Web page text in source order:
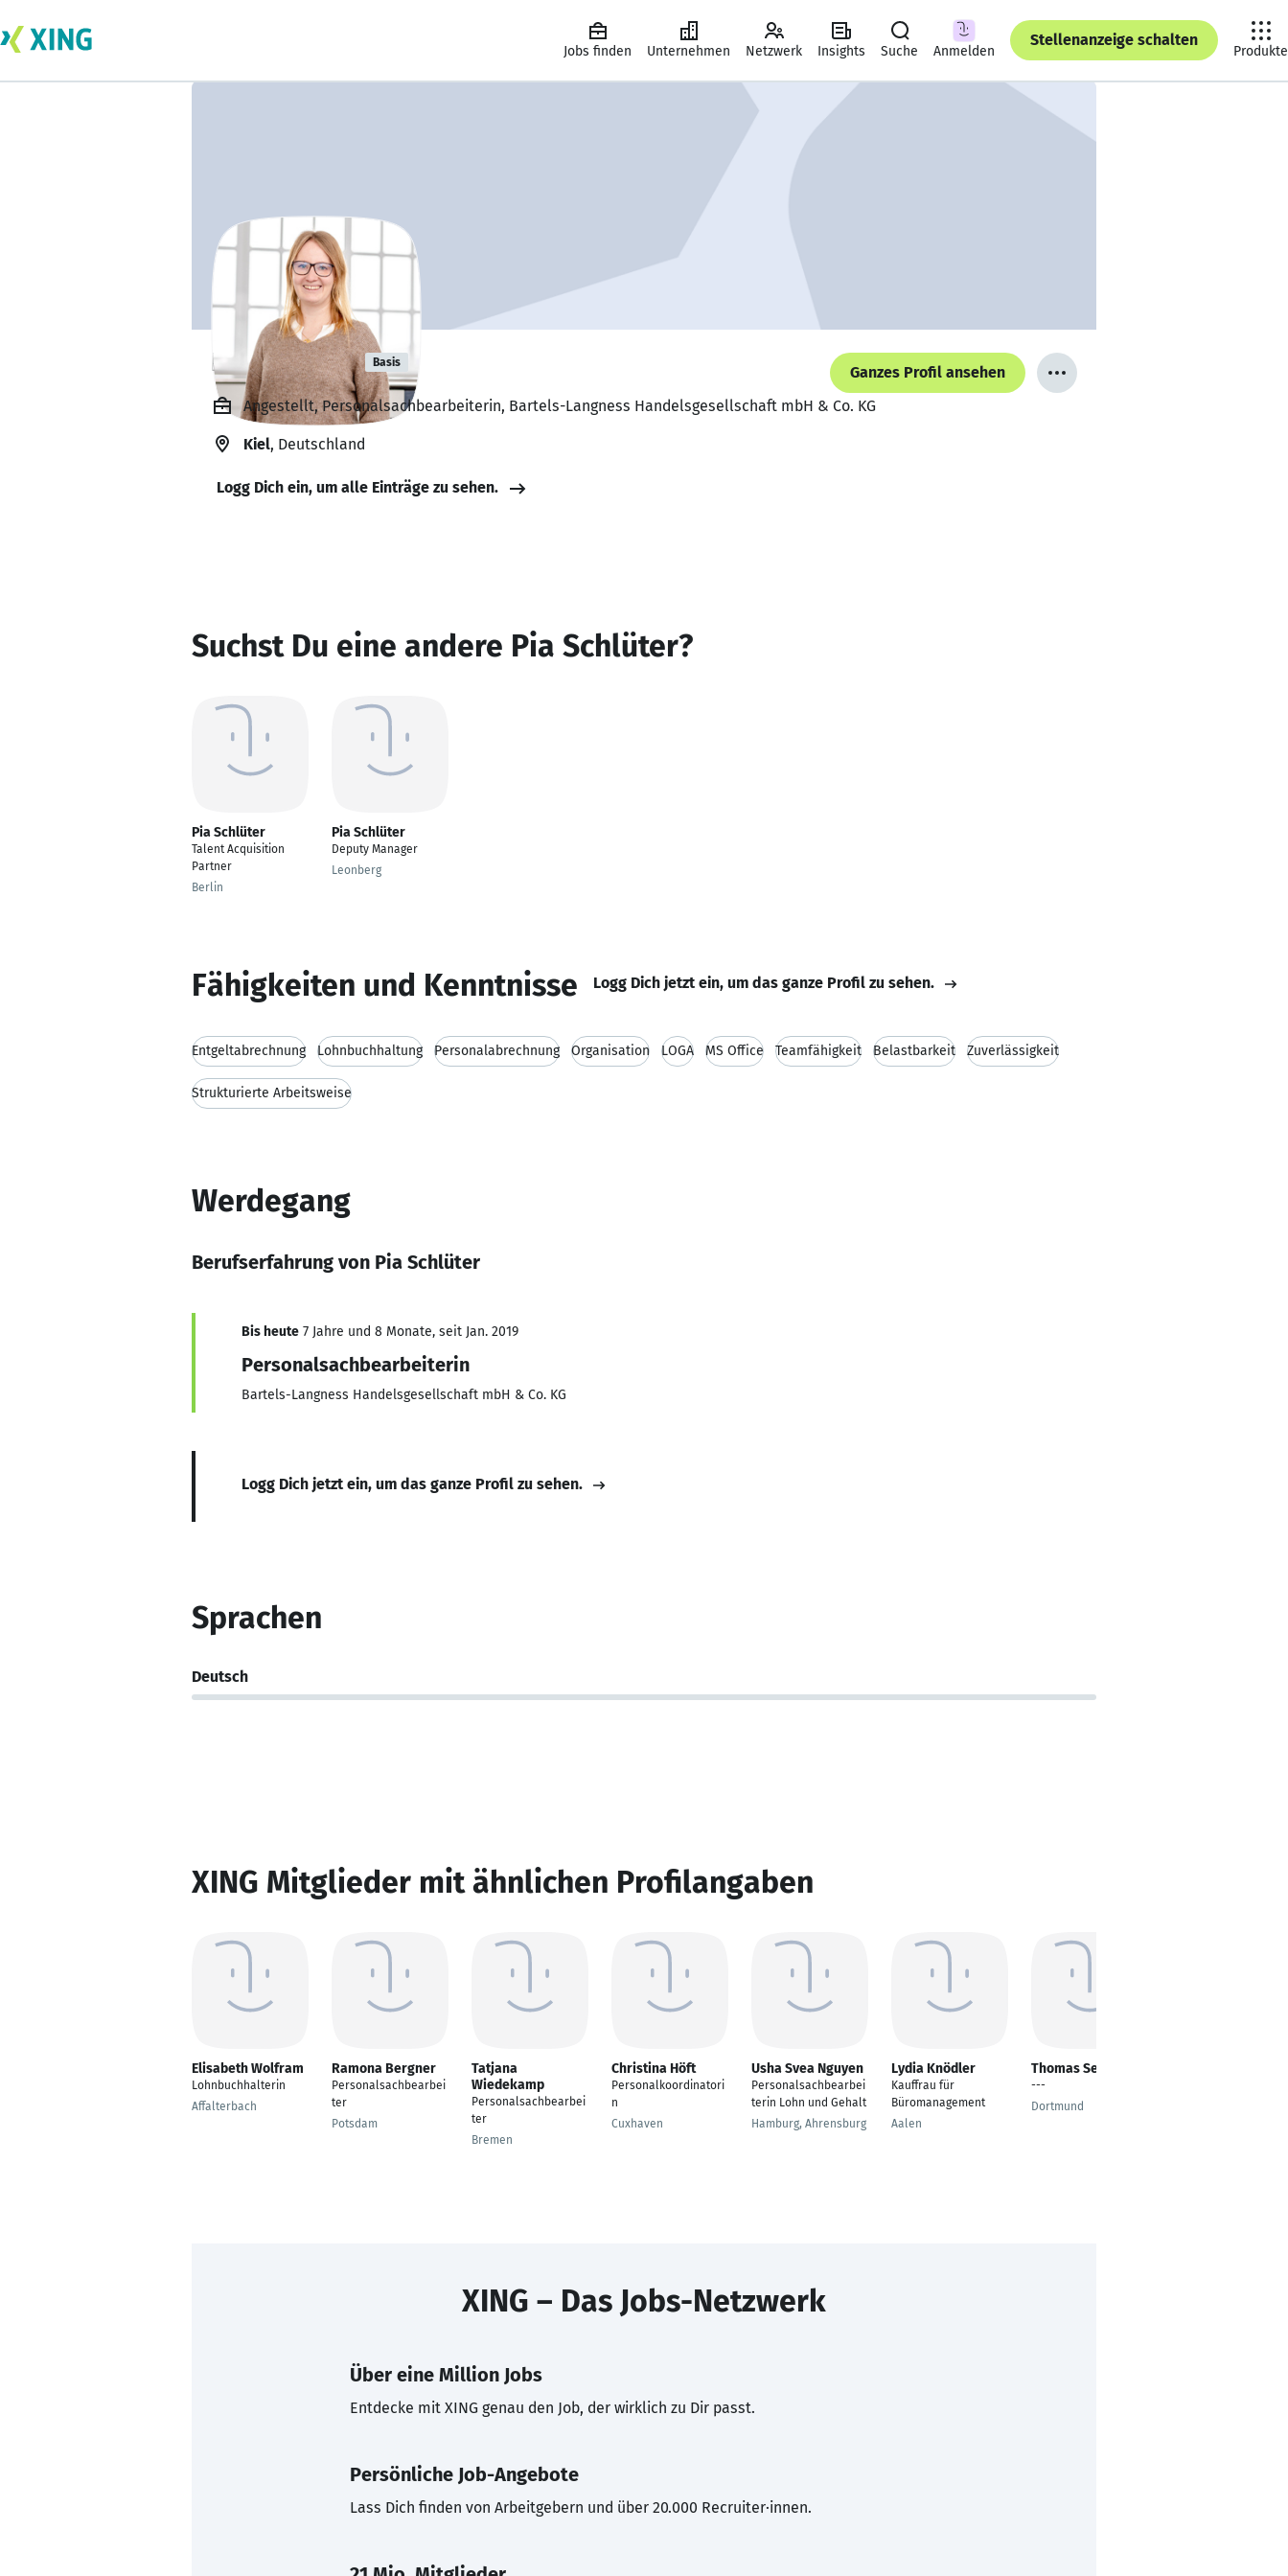
Jobs finden Unternehmen Netzwerk Insights Suche Anmelden
Stellenanzeige schalten
Produkte
Pia Schlüter Basis
Ganzes Profil ansehen
Angestellt, Personalsachbearbeiterin, Bartels-Langness Handelsgesellschaft mbH & Co. KG
Kiel, Deutschland
Logg Dich ein, um alle Einträge zu sehen.
Suchst Du eine andere Pia Schlüter?
Pia Schlüter
Talent Acquisition
Partner
Berlin
Pia Schlüter
Deputy Manager
Leonberg
Fähigkeiten und Kenntnisse Logg Dich jetzt ein, um das ganze Profil zu sehen.
Entgeltabrechnung Lohnbuchhaltung Personalabrechnung Organisation LOGA MS Office Teamfähigkeit Belastbarkeit Zuverlässigkeit
Strukturierte Arbeitsweise
Werdegang
Berufserfahrung von Pia Schlüter
Bis heute 7 Jahre und 8 Monate, seit Jan. 2019
Personalsachbearbeiterin
Bartels-Langness Handelsgesellschaft mbH & Co. KG
Logg Dich jetzt ein, um das ganze Profil zu sehen.
Sprachen
Deutsch
XING Mitglieder mit ähnlichen Profilangaben
Elisabeth Wolfram
Lohnbuchhalterin
Affalterbach
Ramona Bergner
Personalsachbearbei
ter
Potsdam
Tatjana
Wiedekamp
Personalsachbearbei
ter
Bremen
Christina Höft
Personalkoordinatori
n
Cuxhaven
Usha Svea Nguyen
Personalsachbearbei
terin Lohn und Gehalt
Hamburg, Ahrensburg
Lydia Knödler
Kauffrau für
Büromanagement
Aalen
Thomas Seidel
---
Dortmund
XING – Das Jobs-Netzwerk
Über eine Million Jobs
Entdecke mit XING genau den Job, der wirklich zu Dir passt.
Persönliche Job-Angebote
Lass Dich finden von Arbeitgebern und über 20.000 Recruiter·innen.